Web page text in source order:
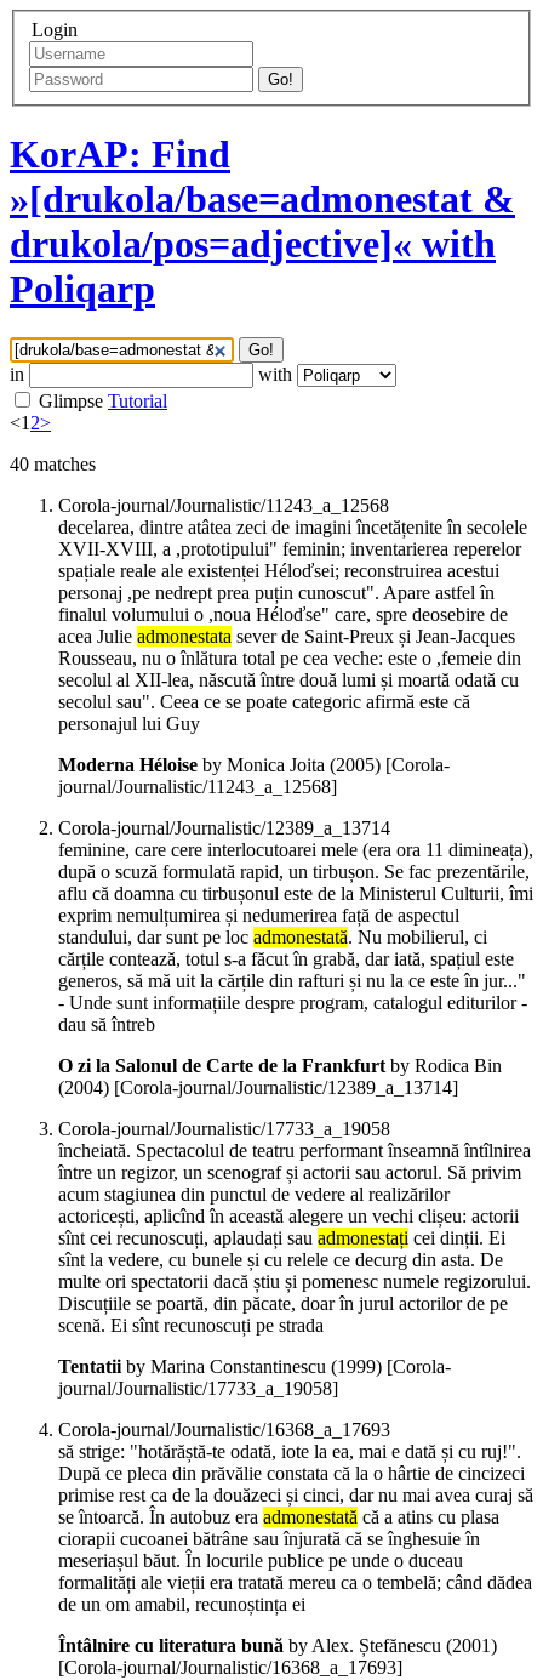
Login
Go!
KorAP: Find
»[drukola/base=admonestat &
drukola/pos=adjective]« with
Poliqarp
Go!
in
with
Glimpse Tutorial
<12>
40 matches
Corola-journal/Journalistic/11243_a_12568
decelarea, dintre atâtea zeci de imagini încetățenite în secolele
XVII-XVIII, a ,prototipului" feminin; inventarierea reperelor
spațiale reale ale existenței Héloďsei; reconstruirea acestui
personaj ,pe nedrept prea puțin cunoscut". Apare astfel în
finalul volumului o ,noua Héloďse" care, spre deosebire de
acea Julie admonestata sever de Saint-Preux și Jean-Jacques
Rousseau, nu o înlătura total pe cea veche: este o ,femeie din
secolul al XII-lea, născută între două lumi și moartă odată cu
secolul sau". Ceea ce se poate categoric afirmă este că
personajul lui Guy
Moderna Héloise by Monica Joita (2005) [Corola-
journal/Journalistic/11243_a_12568]
Corola-journal/Journalistic/12389_a_13714
feminine, care cere interlocutoarei mele (era ora 11 dimineața),
după o scuză formulată rapid, un tirbușon. Se fac prezentările,
aflu că doamna cu tirbușonul este de la Ministerul Culturii, îmi
exprim nemulțumirea și nedumerirea față de aspectul
standului, dar sunt pe loc admonestată. Nu mobilierul, ci
cărțile contează, totul s-a făcut în grabă, dar iată, spațiul este
generos, să mă uit la cărțile din rafturi și nu la ce este în jur..."
- Unde sunt informațiile despre program, catalogul editurilor -
dau să întreb
O zi la Salonul de Carte de la Frankfurtby Rodica Bin
(2004) [Corola-journal/Journalistic/12389_a_13714]
Corola-journal/Journalistic/17733_a_19058
încheiată. Spectacolul de teatru performant înseamnă întîlnirea
între un regizor, un scenograf și actorii sau actorul. Să privim
acum stagiunea din punctul de vedere al realizărilor
actoricești, aplicînd în această alegere un vechi clișeu: actorii
sînt cei recunoscuți, aplaudați sau admonestați cei dinții. Ei
sînt la vedere, cu bunele și cu relele ce decurg din asta. De
multe ori spectatorii dacă știu și pomenesc numele regizorului.
Discuțiile se poartă, din păcate, doar în jurul actorilor de pe
scenă. Ei sînt recunoscuți pe strada
Tentatiiby Marina Constantinescu (1999) [Corola-
journal/Journalistic/17733_a_19058]
Corola-journal/Journalistic/16368_a_17693
să strige: "hotărăștă-te odată, iote la ea, mai e dată și cu ruj!".
După ce pleca din prăvălie constata că la o hârtie de cincizeci
primise rest ca de la douăzeci și cinci, dar nu mai avea curaj să
se întoarcă. În autobuz era admonestată că a atins cu plasa
ciorapii cucoanei bătrâne sau înjurată că se înghesuie în
meseriașul băut. În locurile publice pe unde o duceau
formalități ale vieții era tratată mereu ca o tembelă; când dădea
de un om amabil, recunoștința ei
Întâlnire cu literatura bună by Alex. Ștefănescu (2001)
[Corola-journal/Journalistic/16368_a_17693]